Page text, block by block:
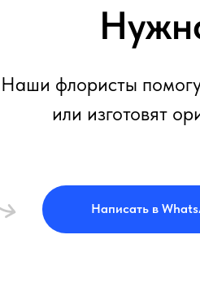
Наши флористы
или изготовят
Написать в